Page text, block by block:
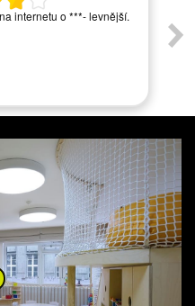
bola s viacnasobnym